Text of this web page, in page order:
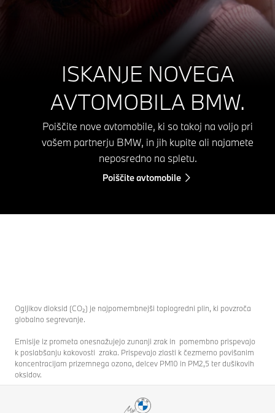
ISKANJE NOVEGA
AVTOMOBILA BMW.
Poiščite nove avtomobile, ki so takoj na voljo pri
vašem partnerju BMW, in jih kupite ali najamete
neposredno na spletu.
Poiščite avtomobile
Ogljikov dioksid (CO₂) je najpomembnejši toplogredni plin, ki povzroča
globalno segrevanje.
Emisije iz prometa onesnažujejo zunanji zrak in pomembno prispevajo
k poslabšanju kakovosti zraka. Prispevajo zlasti k čezmerno povišanim
koncentracijam prizemnega ozona, delcev PM10 in PM2,5 ter dušikovih
oksidov.